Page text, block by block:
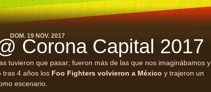
DOM. 19 NOV. 2017
Corona Capital 2017
tuvieron que pasar; fueron más de las que nos imaginábamos y
tras 4 años los Foo Fighters volvieron a México y trajeron un
escenario.